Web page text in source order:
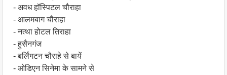
- अवध हॉस्पिटल चौराहा
- आलमबाग चौराहा
- नत्था होटल तिराहा
- हुसैनगंज
- बर्लिंगटन चौराहे से बायें
- ओडिएन सिनेमा के सामने से